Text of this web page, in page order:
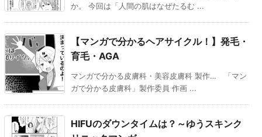
か。 今回は「人間の肌はなぜたるむ ...
【マンガで分かるヘアサイクル！】発毛・
育毛・AGA
マンガで分かる皮膚科・美容皮膚科 製作… 「マン
ガで分かる皮膚科」製作委員 作画 ...
HIFUのダウンタイムは？～ゆうスキンク